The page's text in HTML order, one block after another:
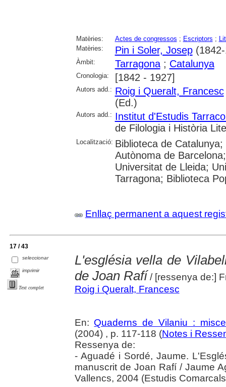
Matèries: Actes de congressos ; Escriptors ;
Matèries:
Pin i Soler, Josep(1842-
Àmbit: Tarragona; Catalunya
Cronologia: [1842 - 1927]
Autors add.: Roig i Queralt, Francesc
(Ed.)
Autors add.: Institut d'Estudis
de Filologia i Història
Localització: Biblioteca de
Autònoma de
Universitat de Lleida;
Tarragona; Biblioteca
Enllaç permanent a aquest
17 / 43
seleccionar
imprimir
Text complet
L'església vella de
de Joan Rafí / [ressenya de:]
Roig i Queralt, Francesc
En: Quaderns de Vilaniu :
(2004) , p. 117-118 (Notes i
Ressenya de:
- Aguadé i Sordé, Jaume.
manuscrit de Joan Rafí / Jaume
Vallencs, 2004 (Estudis